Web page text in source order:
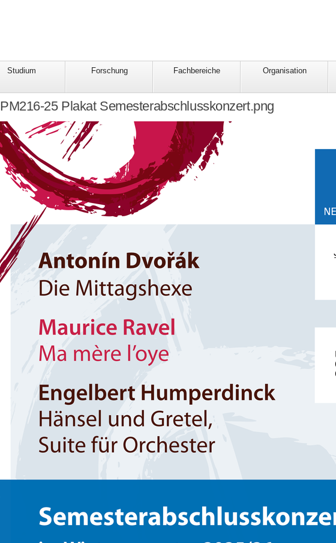
Studium Forschung Fachbereiche Organisation
PM216-25 Plakat Semesterabschlusskonzert.png